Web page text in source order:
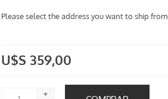
Please select the address you want to ship from
U$S 359,00
+